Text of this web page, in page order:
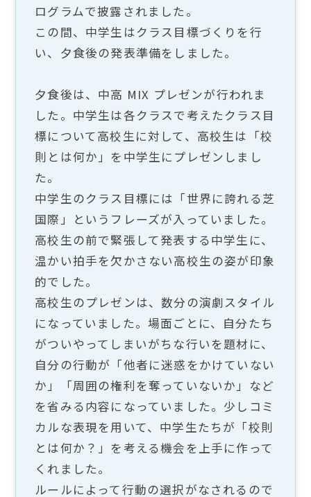
ログラムで披露されました。
この間、中学生はクラス目標づくりを行
い、夕食後の発表準備をしました。
夕食後は、中高 MIX プレゼンが行われま
した。中学生は各クラスで考えたクラス目
標について高校生に対して、高校生は「校
則とは何か」を中学生にプレゼンしまし
た。
中学生のクラス目標には「世界に誇れる芝
国際」というフレーズが入っていました。
高校生の前で緊張して発表する中学生に、
温かい拍手を欠かさない高校生の姿が印象
的でした。
高校生のプレゼンは、数分の演劇スタイル
になっていました。場面ごとに、自分たち
がついやってしまいがちな行いを題材に、
自分の行動が「他者に迷惑をかけていない
か」「周囲の権利を奪っていないか」など
を省みる内容になっていました。少しコミ
カルな表現を用いて、中学生たちが「校則
とは何か？」を考える機会を上手に作って
くれました。
ルールによって行動の選択がなされるので